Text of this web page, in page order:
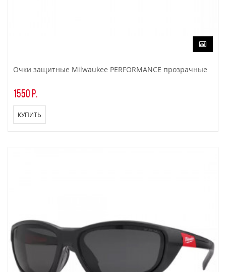
Очки защитные Milwaukee PERFORMANCE прозрачные
1550 р.
КУПИТЬ